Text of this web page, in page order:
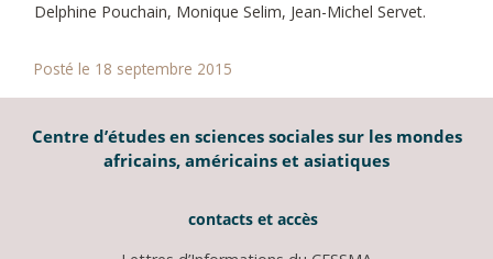
Delphine Pouchain, Monique Selim, Jean-Michel Servet.
Posté le 18 septembre 2015
Centre d’études en sciences sociales sur les mondes
africains, américains et asiatiques
contacts et accès